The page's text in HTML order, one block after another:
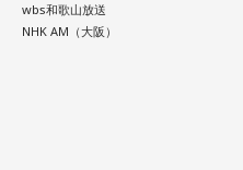
wbs和歌山放送
NHK AM（大阪）